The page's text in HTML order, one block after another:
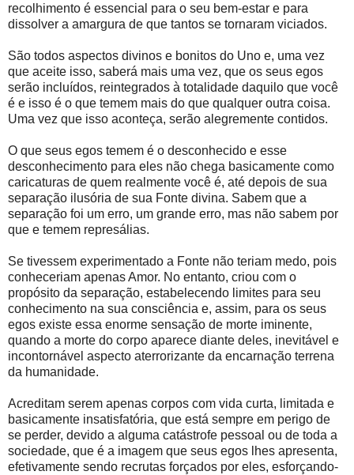
recolhimento é essencial para o seu bem-estar e para
dissolver a amargura de que tantos se tornaram viciados.
São todos aspectos divinos e bonitos do Uno e, uma vez
que aceite isso, saberá mais uma vez, que os seus egos
serão incluídos, reintegrados à totalidade daquilo que você
é e isso é o que temem mais do que qualquer outra coisa.
Uma vez que isso aconteça, serão alegremente contidos.
O que seus egos temem é o desconhecido e esse
desconhecimento para eles não chega basicamente como
caricaturas de quem realmente você é, até depois de sua
separação ilusória de sua Fonte divina. Sabem que a
separação foi um erro, um grande erro, mas não sabem por
que e temem represálias.
Se tivessem experimentado a Fonte não teriam medo, pois
conheceriam apenas Amor. No entanto, criou com o
propósito da separação, estabelecendo limites para seu
conhecimento na sua consciência e, assim, para os seus
egos existe essa enorme sensação de morte iminente,
quando a morte do corpo aparece diante deles, inevitável e
incontornável aspecto aterrorizante da encarnação terrena
da humanidade.
Acreditam serem apenas corpos com vida curta, limitada e
basicamente insatisfatória, que está sempre em perigo de
se perder, devido a alguma catástrofe pessoal ou de toda a
sociedade, que é a imagem que seus egos lhes apresenta,
efetivamente sendo recrutas forçados por eles, esforçando-